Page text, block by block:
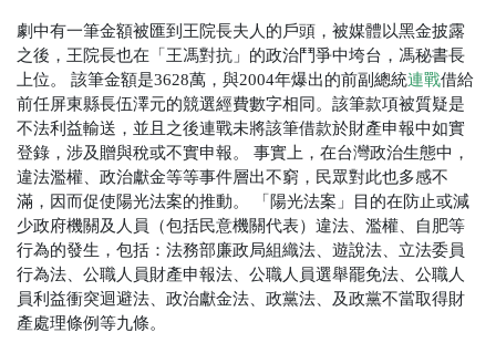
劇中有一筆金額被匯到王院長夫人的戶頭，被媒體以黑金披露
之後，王院長也在「王馮對抗」的政治鬥爭中垮台，馮秘書長
上位。
該筆金額是3628萬，與2004年爆出的前副總統連戰借給
前任屏東縣長伍澤元的競選經費數字相同。該筆款項被質疑是
不法利益輸送，並且之後連戰未將該筆借款於財產申報中如實
登錄，涉及贈與稅或不實申報。
事實上，在台灣政治生態中，
違法濫權、政治獻金等等事件層出不窮，民眾對此也多感不
滿，因而促使陽光法案的推動。
「陽光法案」
目的在防止或減
少政府機關及人員（包括民意機關代表）違法、濫權、自肥等
行為的發生 ，包括：法務部廉政局組織法、遊說法、立法委員
行為法、公職人員財產申報法、公職人員選舉罷免法、公職人
員利益衝突迴避法、政治獻金法、政黨法、及政黨不當取得財
產處理條例等九條。